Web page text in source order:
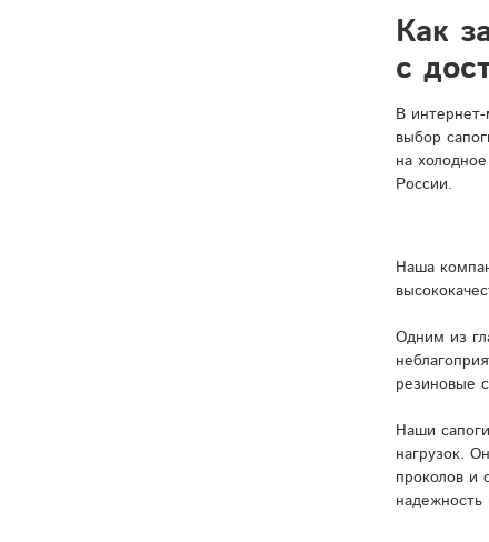
Как
с
В
выбор
на
России.
Наша
Одним из
резиновые
Наши
нагрузок.
проколов и
надежность